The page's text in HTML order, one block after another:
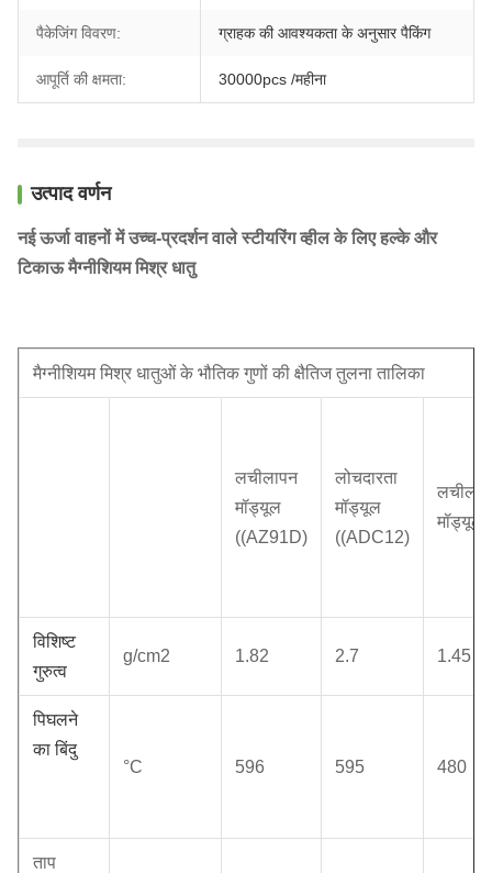
पैकेजिंग विवरण: ग्राहक की आवश्यकता के अनुसार पैकिंग
आपूर्ति की क्षमता: 30000pcs /महीना
उत्पाद वर्णन
नई ऊर्जा वाहनों में उच्च-प्रदर्शन वाले स्टीयरिंग व्हील के लिए हल्के और
टिकाऊ मैग्नीशियम मिश्र धातु
मैग्नीशियम मिश्र धातुओं के भौतिक गुणों की क्षैतिज तुलना तालिका
लचीलापन
मॉड्यूल
((AZ91D)
लोचदारता
मॉड्यूल
((ADC12)
मॉड्यूल
विशिष्ट
गुरुत्व
g/cm2 1.82 2.7 1.45
पिघलने
का बिंदु
°C
596 595 480
ताप